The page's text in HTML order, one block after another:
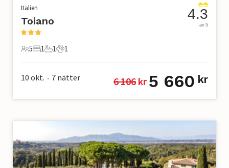
Italien
Toiano
5 Gäster
5
1 Sovrum
1
1 Badrum
1
1 Husdjur
1
4.3
av 5
10 okt. • 7 nätter 6 106 kr 5 660 kr